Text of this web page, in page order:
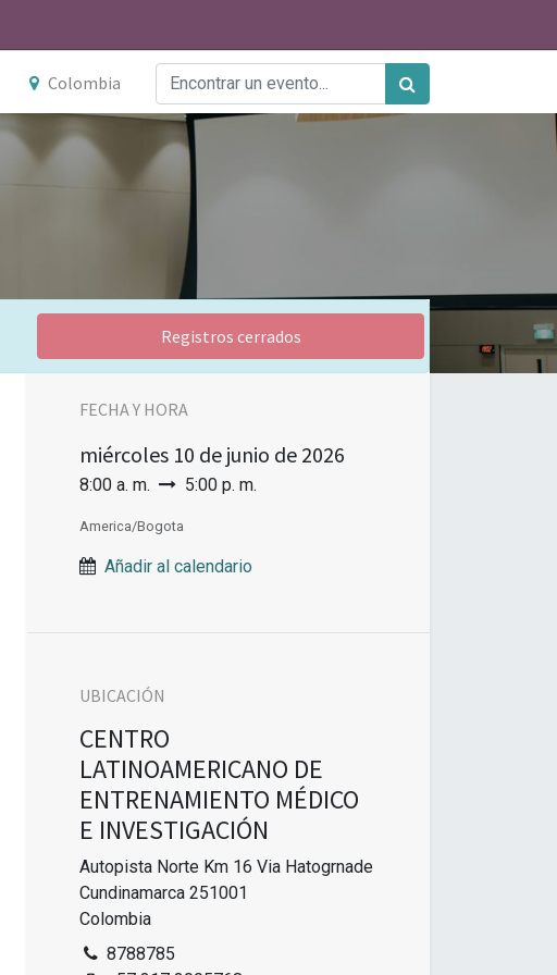
Colombia
Registros cerrados
FECHA Y HORA
miércoles 10 de junio de 2026
8:00 a. m. 5:00 p. m.
America/Bogota
Añadir al calendario
UBICACIÓN
CENTRO
LATINOAMERICANO DE
ENTRENAMIENTO MÉDICO
E INVESTIGACIÓN
Autopista Norte Km 16 Via Hatogrnade
Cundinamarca 251001
Colombia
8788785